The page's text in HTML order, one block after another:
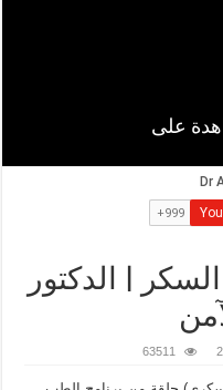
| الدكتور
63511